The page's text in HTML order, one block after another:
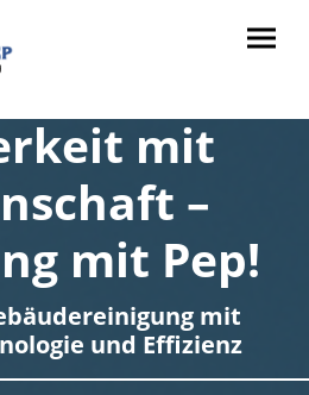
mit
–
mit Pep!
mit
und Effizienz